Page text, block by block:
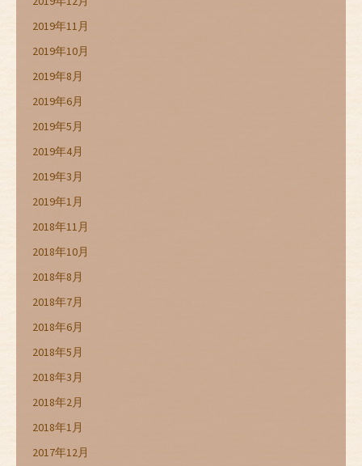
2019年11月
2019年10月
2019年8月
2019年6月
2019年5月
2019年4月
2019年3月
2019年1月
2018年11月
2018年10月
2018年8月
2018年7月
2018年6月
2018年5月
2018年3月
2018年2月
2018年1月
2017年12月